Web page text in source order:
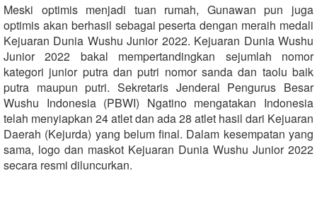
Meski optimis menjadi tuan rumah, Gunawan pun juga
optimis akan berhasil sebagai peserta dengan meraih medali
Kejuaran Dunia Wushu Junior 2022. Kejuaran Dunia Wushu
Junior 2022 bakal mempertandingkan sejumlah nomor
kategori junior putra dan putri nomor sanda dan taolu baik
putra maupun putri. Sekretaris Jenderal Pengurus Besar
Wushu Indonesia (PBWI) Ngatino mengatakan Indonesia
telah menyiapkan 24 atlet dan ada 28 atlet hasil dari Kejuaran
Daerah (Kejurda) yang belum final. Dalam kesempatan yang
sama, logo dan maskot Kejuaran Dunia Wushu Junior 2022
secara resmi diluncurkan.